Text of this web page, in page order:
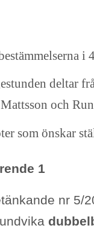
deltar
och
som önskar
1
nr 5/